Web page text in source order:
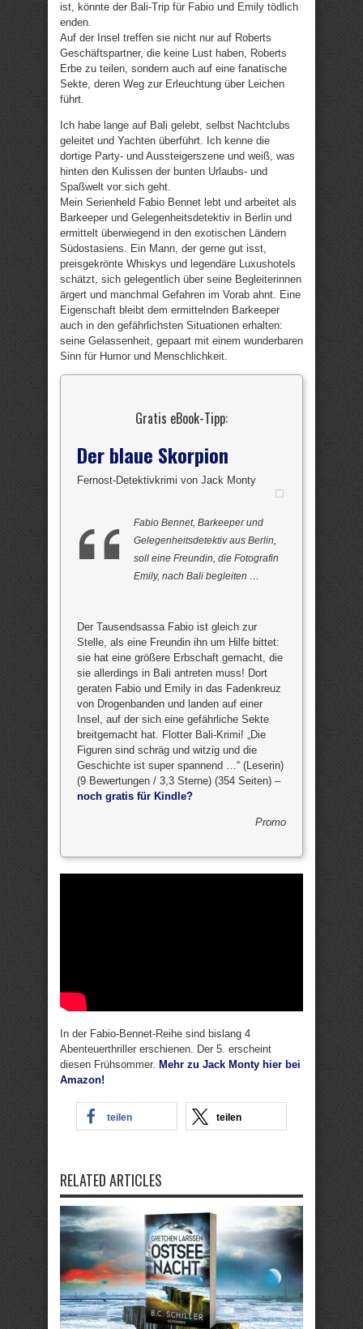
ist, könnte der Bali-Trip für Fabio und Emily tödlich
enden.
Auf der Insel treffen sie nicht nur auf Roberts
Geschäftspartner, die keine Lust haben, Roberts
Erbe zu teilen, sondern auch auf eine fanatische
Sekte, deren Weg zur Erleuchtung über Leichen
führt.
Ich habe lange auf Bali gelebt, selbst Nachtclubs
geleitet und Yachten überführt. Ich kenne die
dortige Party- und Aussteigerszene und weiß, was
hinten den Kulissen der bunten Urlaubs- und
Spaßwelt vor sich geht.
Mein Serienheld Fabio Bennet lebt und arbeitet als
Barkeeper und Gelegenheitsdetektiv in Berlin und
ermittelt überwiegend in den exotischen Ländern
Südostasiens. Ein Mann, der gerne gut isst,
preisgekrönte Whiskys und legendäre Luxushotels
schätzt, sich gelegentlich über seine Begleiterinnen
ärgert und manchmal Gefahren im Vorab ahnt. Eine
Eigenschaft bleibt dem ermittelnden Barkeeper
auch in den gefährlichsten Situationen erhalten:
seine Gelassenheit, gepaart mit einem wunderbaren
Sinn für Humor und Menschlichkeit.
Gratis eBook-Tipp:
Der blaue Skorpion
Fernost-Detektivkrimi von Jack Monty
Fabio Bennet, Barkeeper und
Gelegenheitsdetektiv aus Berlin,
soll eine Freundin, die Fotografin
Emily, nach Bali begleiten …
Der Tausendsassa Fabio ist gleich zur
Stelle, als eine Freundin ihn um Hilfe bittet:
sie hat eine größere Erbschaft gemacht, die
sie allerdings in Bali antreten muss! Dort
geraten Fabio und Emily in das Fadenkreuz
von Drogenbanden und landen auf einer
Insel, auf der sich eine gefährliche Sekte
breitgemacht hat. Flotter Bali-Krimi! „Die
Figuren sind schräg und witzig und die
Geschichte ist super spannend …“ (Leserin)
(9 Bewertungen / 3,3 Sterne) (354 Seiten) –
noch gratis für Kindle?
Promo
In der Fabio-Bennet-Reihe sind bislang 4
Abenteuerthriller erschienen. Der 5. erscheint
diesen Frühsommer. Mehr zu Jack Monty hier bei
Amazon!
teilen teilen
RELATED ARTICLES